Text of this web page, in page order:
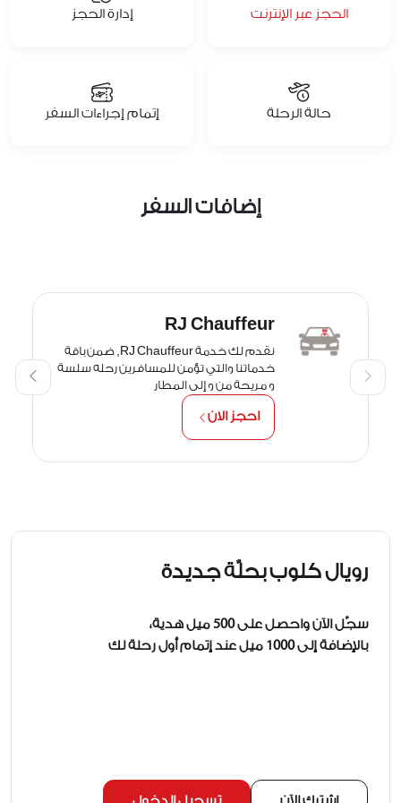
الحجز عبر الإنترنت إدارة الحجز
حالة الرحلة إتمام إجراءات السفر
إضافات السفر
RJ Chauffeur
نقدم لك خدمة RJ Chauffeur, ضمن باقة
خدماتنا والتي تؤمن للمسافرين رحله سلسة
و مريحة من و إلى المطار
احجز الان
رويال كلوب بحلّة جديدة
سجّل الآن واحصل على 500 ميل هدية،
بالإضافة إلى 1000 ميل عند إتمام أول رحلة لك